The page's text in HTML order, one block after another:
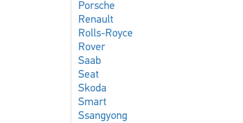
Porsche
Renault
Rolls-Royce
Rover
Saab
Seat
Skoda
Smart
Ssangyong